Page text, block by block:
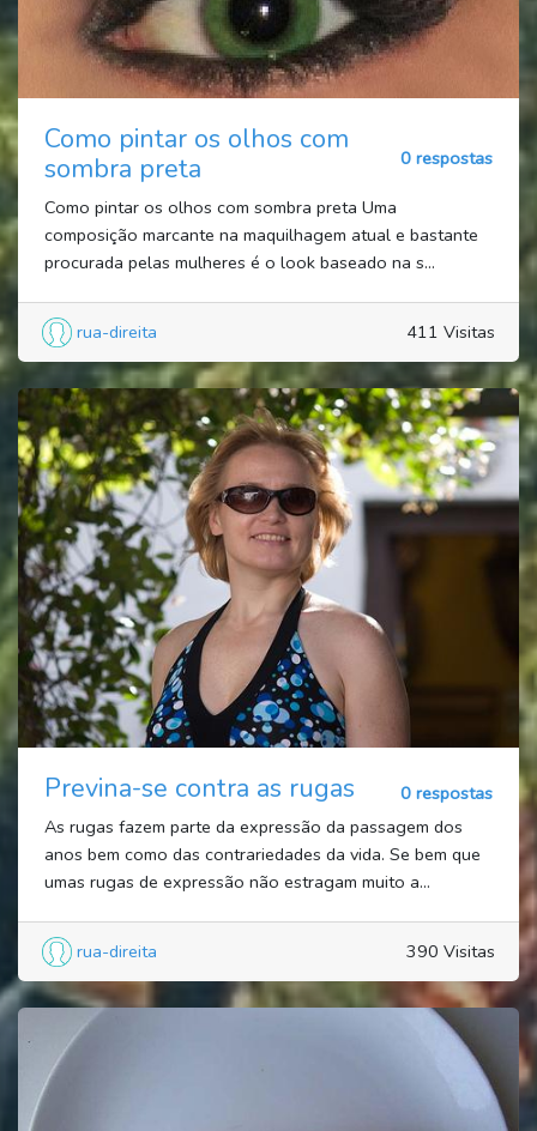
Como pintar os olhos com
sombra preta
0 respostas
Como pintar os olhos com sombra preta Uma
composição marcante na maquilhagem atual e bastante
procurada pelas mulheres é o look baseado na s...
rua-direita 411 Visitas
Previna-se contra as rugas
0 respostas
As rugas fazem parte da expressão da passagem dos
anos bem como das contrariedades da vida. Se bem que
umas rugas de expressão não estragam muito a...
rua-direita 390 Visitas